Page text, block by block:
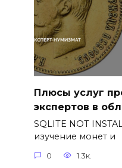
Плюсы услуг
экспертов в
SQLITE NOT
изучение монет и
0 1.3к.